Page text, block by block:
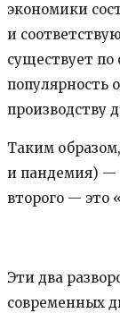
экономики
и
существует по
популярность
производству
Таким
и пандемия) —
второго — это
Эти два
современных